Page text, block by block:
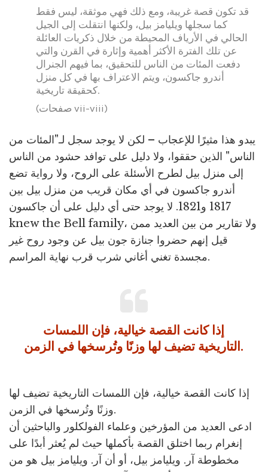
قد تكون قصة غريبة، ومع ذلك فهي موثقة، ليس فقط
كما سجلها ويليامز بيل، ولكنها انتقلت إلى الجيل
الحالي في الأرياف المحيطة من خلال ذكريات العائلة
عن تلك الفترة الأكثر أهمية وإثارة في القرن والتي
دفعت المئات من الناس للتحقيق، بما فيهم الجنرال
أندرو جاكسون، ويتم الاعتراف بها في كل منزل
كحقيقة تاريخية.
(صفحات vii-viii)
يبدو هذا مثيرًا للإعجاب – لكن لا يوجد سجل لـ"المئات من
الناس" الذين حققوا، ولا دليل على توافد حشود من الناس
إلى منزل بيل لطرح الأسئلة على الروح، ولا رواية تضع
أندرو جاكسون في أي مكان قريب من منزل بيل بين
1817 و1821. لا يوجد حتى أي دليل على أن جاكسون
knew the Bell family، ولا تقارير من بين العديد ممن
قيل إنهم حضروا جنازة جون بيل عن وجود روح غير
مجسدة تغني أغاني شرب قرب نهاية المراسم.
إذا كانت القصة خيالية، فإن اللمسات
التاريخية تضيف لها وزنًا وتُرسخها في الزمن.
إذا كانت القصة خيالية، فإن اللمسات التاريخية تضيف لها
وزنًا وتُرسخها في الزمن.
ادعى العديد من المؤرخين وعلماء الفولكلور والباحثين أن
إنغرام ربما اختلق القصة بأكملها حيث لم يُعثر أبدًا على
مخطوطة آر. ويليامز بيل، أو أن آر. ويليامز بيل هو من